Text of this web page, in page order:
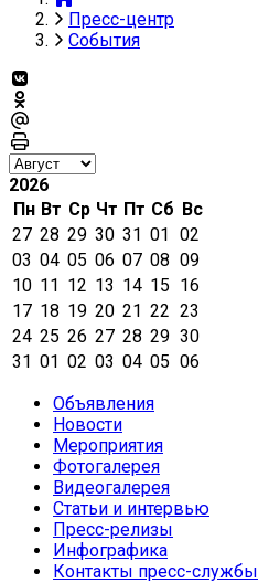
Пресс-центр
События
2026
Пн Вт Ср Чт Пт Сб Вс
27 28 29 30 31 01 02
03 04 05 06 07 08 09
10 11 12 13 14 15 16
17 18 19 20 21 22 23
24 25 26 27 28 29 30
31 01 02 03 04 05 06
Объявления
Новости
Мероприятия
Фотогалерея
Видеогалерея
Статьи и интервью
Пресс-релизы
Инфографика
Контакты пресс-службы